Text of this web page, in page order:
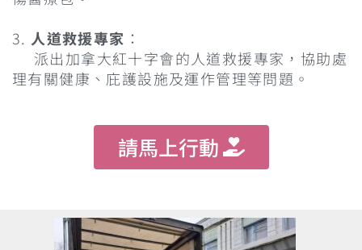
3. 人道救援專家 ：
派出加拿大紅十字會的人道救援專家，協助處
理有關健康、庇護設施及運作管理等問題。
請馬上行動